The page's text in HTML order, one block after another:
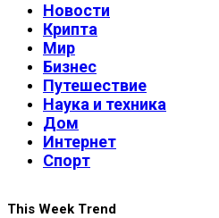
Новости
Крипта
Мир
Бизнес
Путешествие
Наука и техника
Дом
Интернет
Спорт
This Week Trend